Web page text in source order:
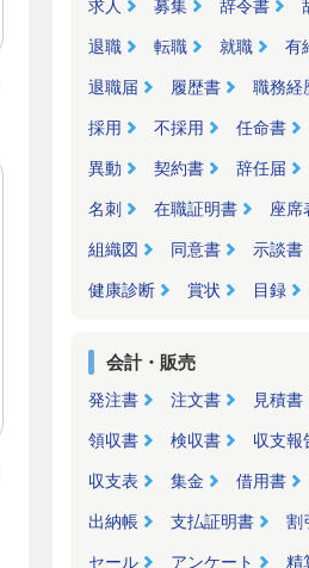
求人 募集 辞令書
退職 転職 就職 有
退職届 履歴書 職務経
採用 不採用 任命書
異動 契約書 辞任届
名刺 在職証明書 座席
組織図 同意書 示談書
健康診断 賞状 目録
会計・販売
発注書 注文書 見積書
領収書 検収書 収支報
収支表 集金 借用書
出納帳 支払証明書 割
セール アンケート 精